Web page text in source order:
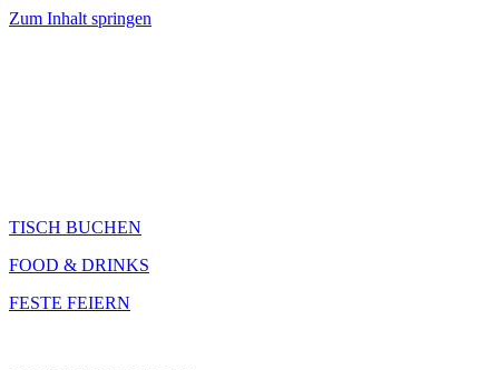
Zum Inhalt springen
TISCH BUCHEN
FOOD & DRINKS
FESTE FEIERN